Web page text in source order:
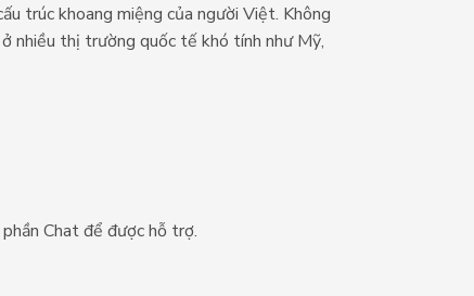
trúc khoang miệng của người Việt. Không
nhiều thị trường quốc tế khó tính như Mỹ,
Chat để được hỗ trợ.